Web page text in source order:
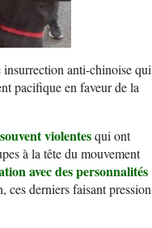
anti-chinoise qui
pacifique en faveur de la
violentesqui ont
à la tête du mouvement
avec des personnalités
ces derniers faisant pression